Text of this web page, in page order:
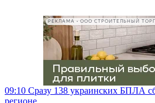
09:10 Сразу 138 украинских БПЛА
регионе